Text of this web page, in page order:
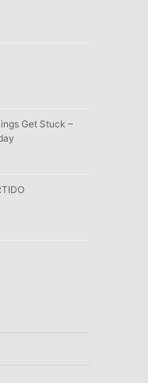
Get Stuck –